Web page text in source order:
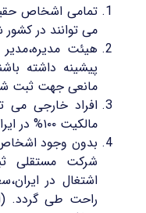
تمامی اشخاص
می توانند در
هیئت
پیشینه داشته
مانعی جهت ثبت
افراد خارجی می
مالکیت ۱۰۰% در ایران شرکت ثبت نمایند.
بدون وجود
شرکت مستقلی
اشتغال در
راحت طی گردد.